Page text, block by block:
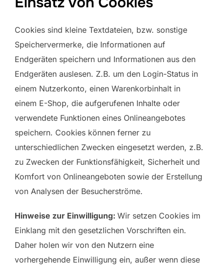
Cookies sind kleine Textdateien, bzw. sonstige
Speichervermerke, die Informationen auf
Endgeräten speichern und Informationen aus den
Endgeräten auslesen. Z.B. um den Login-Status in
einem Nutzerkonto, einen Warenkorbinhalt in
einem E-Shop, die aufgerufenen Inhalte oder
verwendete Funktionen eines Onlineangebotes
speichern. Cookies können ferner zu
unterschiedlichen Zwecken eingesetzt werden, z.B.
zu Zwecken der Funktionsfähigkeit, Sicherheit und
Komfort von Onlineangeboten sowie der Erstellung
von Analysen der Besucherströme.
Hinweise zur Einwilligung: Wir setzen Cookies im
Einklang mit den gesetzlichen Vorschriften ein.
Daher holen wir von den Nutzern eine
vorhergehende Einwilligung ein, außer wenn diese